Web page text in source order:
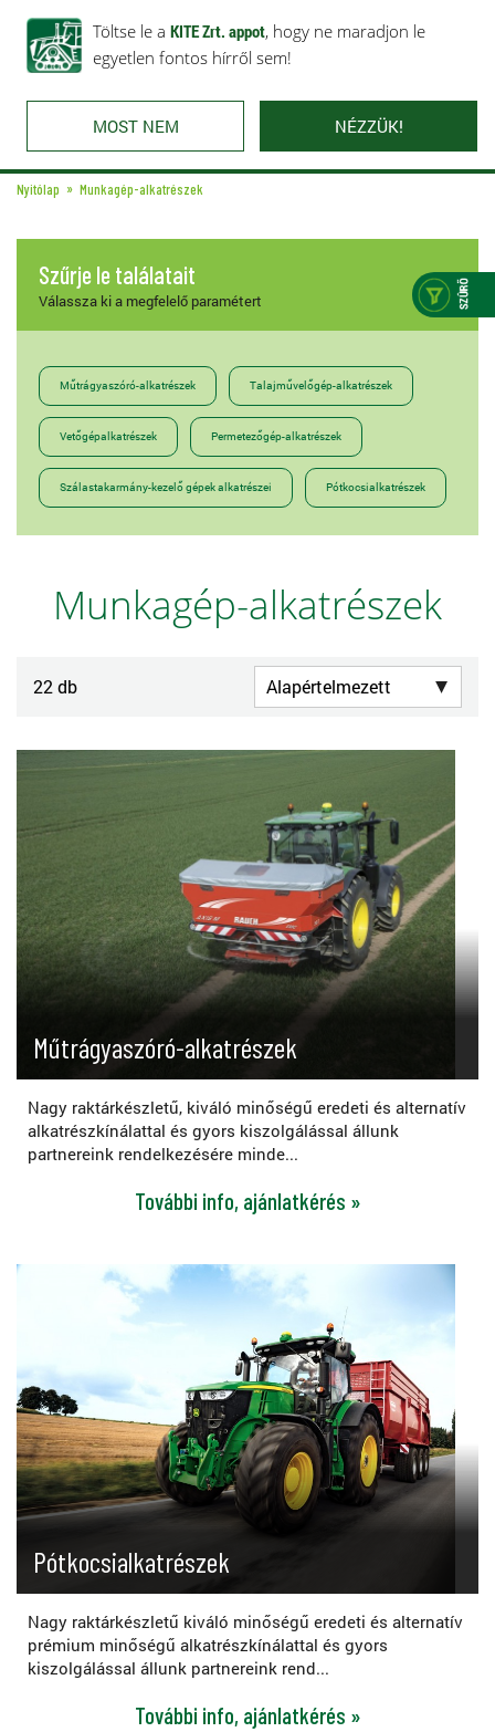
Töltse le a KITE Zrt. appot, hogy ne maradjon le
egyetlen fontos hírről sem!
MOST NEM NÉZZÜK!
Rólunk Ajánlataink Karrier Kapcsolat
Nyitólap Munkagép-alkatrészek
Szűrje le találatait
Válassza ki a megfelelő paramétert
Műtrágyaszóró-alkatrészek Talajművelőgép-alkatrészek
Vetőgépalkatrészek Permetezőgép-alkatrészek
Szálastakarmány-kezelő gépek alkatrészei Pótkocsialkatrészek
Munkagép-alkatrészek
22 db
Műtrágyaszóró-alkatrészek
Nagy raktárkészletű, kiváló minőségű eredeti és alternatív
alkatrészkínálattal és gyors kiszolgálással állunk
partnereink rendelkezésére minde...
További info, ajánlatkérés »
Pótkocsialkatrészek
Nagy raktárkészletű kiváló minőségű eredeti és alternatív
prémium minőségű alkatrészkínálattal és gyors
kiszolgálással állunk partnereink rend...
További info, ajánlatkérés »